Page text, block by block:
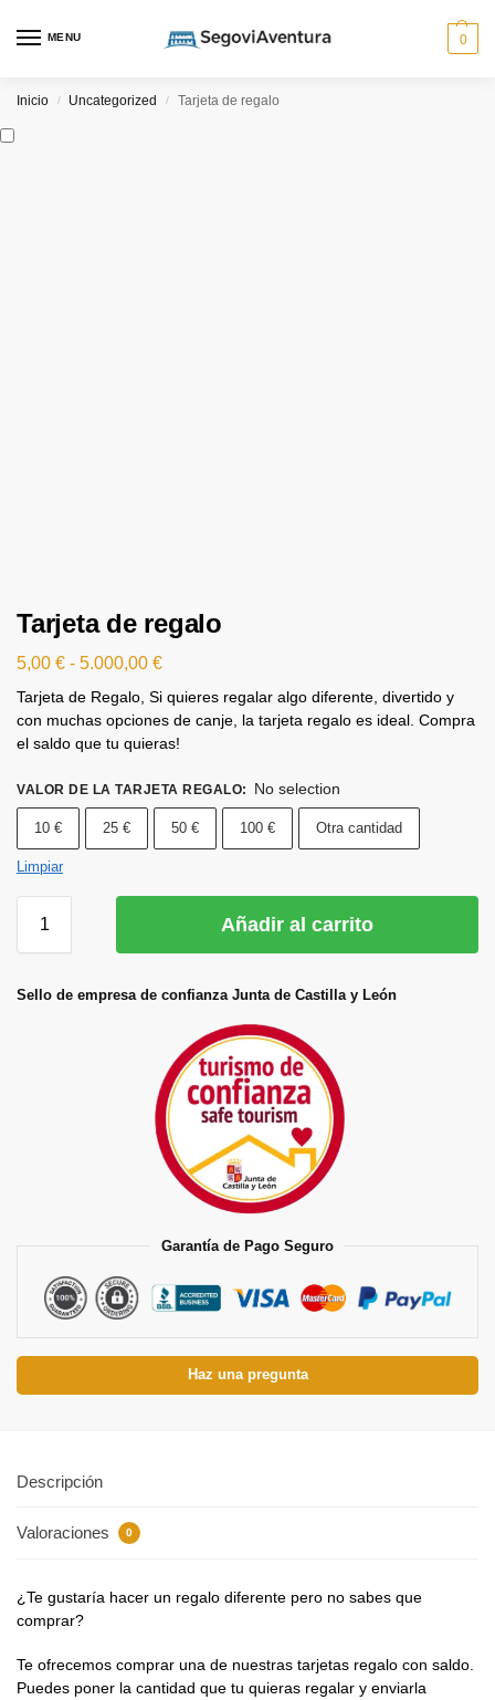
MENU 0
Inicio / Uncategorized / Tarjeta de regalo
Tarjeta de regalo
5,00 € - 5.000,00 €
Tarjeta de Regalo, Si quieres regalar algo diferente, divertido y
con muchas opciones de canje, la tarjeta regalo es ideal. Compra
el saldo que tu quieras!
VALOR DE LA TARJETA REGALO: No selection
10 € 25 € 50 € 100 € Otra cantidad
Limpiar
Añadir al carrito
Sello de empresa de confianza Junta de Castilla y León
Garantía de Pago Seguro
Haz una pregunta
Descripción
Valoraciones 0
¿Te gustaría hacer un regalo diferente pero no sabes que
comprar?
Te ofrecemos comprar una de nuestras tarjetas regalo con saldo.
Puedes poner la cantidad que tu quieras regalar y enviarla